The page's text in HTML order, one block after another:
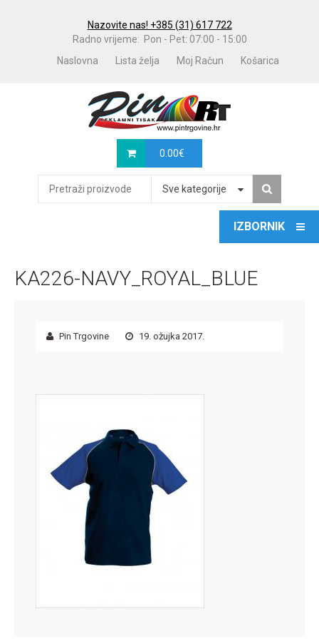
Nazovite nas! +385 (31) 617 722
Radno vrijeme: Pon - Pet: 07:00 - 15:00
Naslovna
Lista želja Moj Račun Košarica
0.00€
Sve kategorije
KA226-NAVY_ROYAL_BLUE
Pin Trgovine 19. ožujka 2017.